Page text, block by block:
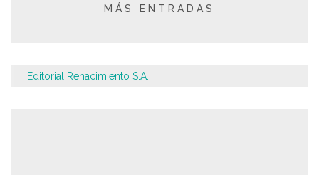
MÁS ENTRADAS
Editorial Renacimiento S.A.